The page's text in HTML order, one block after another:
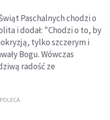
Paschalnych chodzi o
i dodał: "Chodzi o to, by
tylko szczerym i
Bogu. Wówczas
radość ze